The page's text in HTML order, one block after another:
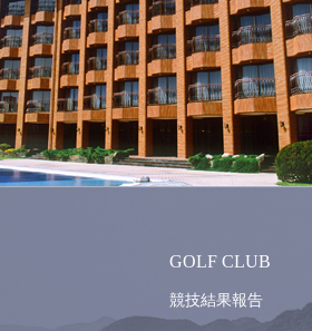
GOLF CLUB
競技結果報告